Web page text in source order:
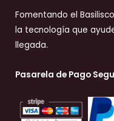
Fomentando el
la tecnología que
llegada.
Pasarela de Pago